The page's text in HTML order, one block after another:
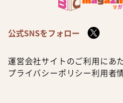
公式SNSをフォロー
運営会社サイトのご利用にあ
プライバシーポリシー利用者